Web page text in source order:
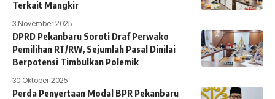
Terkait Mangkir
3 November 2025
DPRD Pekanbaru Soroti Draf Perwako
Pemilihan RT/RW, Sejumlah Pasal Dinilai
Berpotensi Timbulkan Polemik
30 Oktober 2025
Perda Penyertaan Modal BPR Pekanbaru